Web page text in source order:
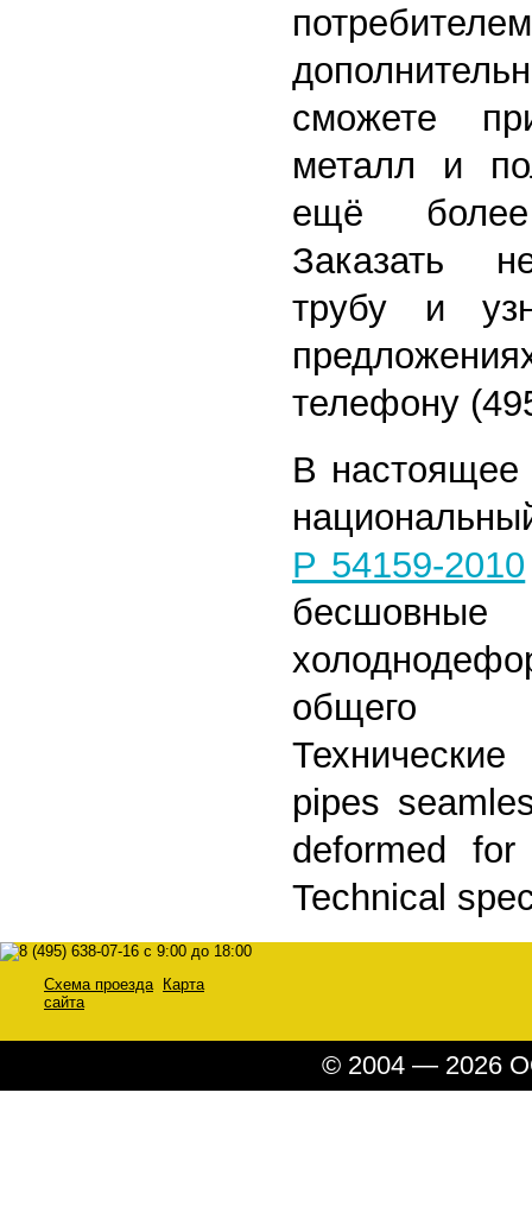
сможете
металл и
ещё
Заказать
трубу и
телефону
В настоящее
Р 54159-2010
общего
pipes
deformed
Technical
Схема проезда
Карта
сайта
© 2004 — 2026